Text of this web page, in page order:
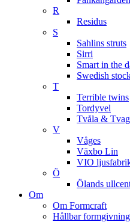
R
Residus
S
Sahlins struts
Sirri
Smart in the
Swedish
T
Terrible twins
Tordyvel
Tvåla &
V
Våges
Växbo Lin
VIO
Ö
Ölands
Om
Om Formcraft
Hållbar formgivning